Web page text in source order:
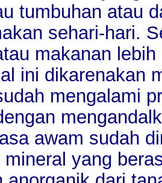
tumbuhan atau
sehari-hari.
makanan
ini dikarenakan
mengalami
awam sudah
yang